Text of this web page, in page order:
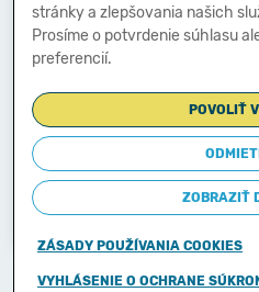
E-mailová adresa:
-
Zostavená dňa:
03.03.2014
Schválená dňa:
-
stránky a zlepšovania našich
Prosíme o potvrdenie súhlasu
preferencií.
POVOLIŤ
ZOBRAZIŤ
ZÁSADY POUŽÍVANIA COOKIES
VYHLÁSENIE O OCHRANECopyright ©